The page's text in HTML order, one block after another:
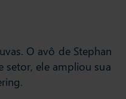
O avô de Stephan
setor, ele ampliou sua